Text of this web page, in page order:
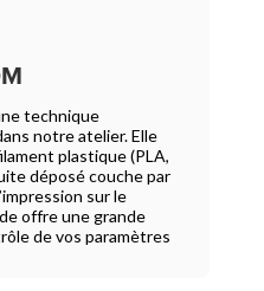
technique
notre atelier. Elle
plastique (PLA,
déposé couche par
sur le
offre une grande
de vos paramètres